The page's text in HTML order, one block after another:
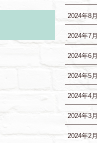
2024年8月
2024年7月
2024年6月
2024年5月
2024年4月
2024年3月
2024年2月